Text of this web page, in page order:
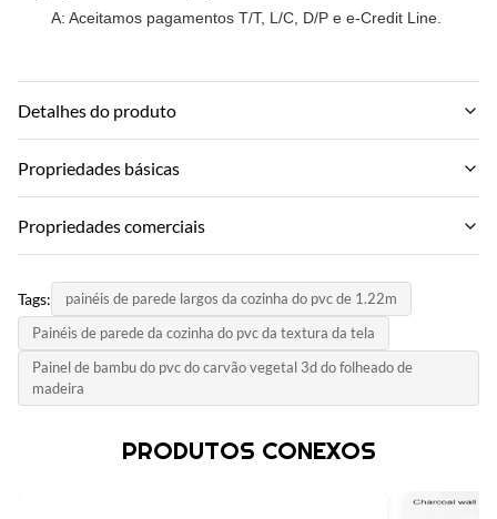
A: Aceitamos pagamentos T/T, L/C, D/P e e-Credit Line.
Detalhes do produto
Material:
Color:
Package:
Embalagem de caixa +palete
Samples:
Grátis/personalizado
Propriedades básicas
Nome da marca:
Modelo do Produto:
1220*2440*5mm/8mm
Certificado:
ISO9001
País de Origem:
Propriedades comerciais
MOQ:
Negociar
Preço unitário:
Negotiate
Tags:
painéis de parede largos da cozinha do pvc de 1.22m
Painéis de parede da cozinha do pvc da textura da tela
Painel de bambu do pvc do carvão vegetal 3d do folheado de
madeira
PRODUTOS CONEXOS